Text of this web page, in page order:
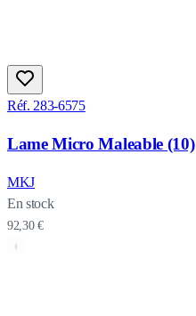
Réf. 283-6575
Lame Micro Maleable (10)
MKJ
En stock
92,30 €